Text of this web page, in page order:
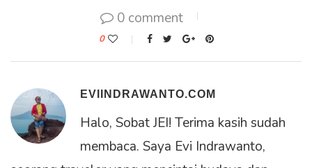
0 comment
0
EVIINDRAWANTO.COM
Halo, Sobat JEI! Terima kasih sudah
membaca. Saya Evi Indrawanto,